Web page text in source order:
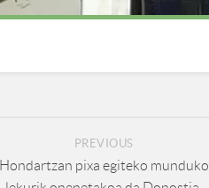
PREVIOUS
Hondartzan pixa egiteko munduko